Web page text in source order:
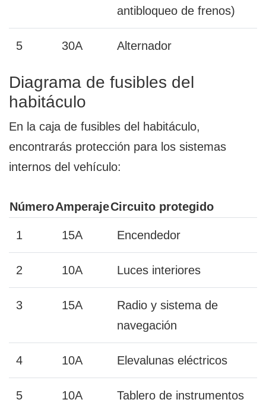
antibloqueo de frenos)
5 30A Alternador
Diagrama de fusibles del
habitáculo
En la caja de fusibles del habitáculo,
encontrarás protección para los sistemas
internos del vehículo:
NúmeroAmperajeCircuito protegido
1 15A Encendedor
2 10A Luces interiores
3 15A
Radio y sistema de
navegación
4 10A Elevalunas eléctricos
5 10A Tablero de instrumentos